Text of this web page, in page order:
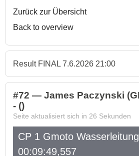
Zurück zur Übersicht
Back to overview
Result FINAL 7.6.2026 21:00
#72 — James Paczynski
- ()
Seite aktualisiert sich in 26 Sekunden
CP 1 Gmoto Wasserleitung
00:09:49,557